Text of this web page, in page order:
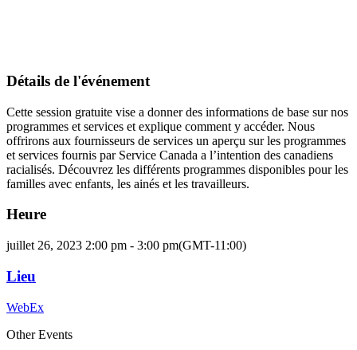
Détails de l'événement
Cette session gratuite vise a donner des informations de base sur nos
programmes et services et explique comment y accéder. Nous
offrirons aux fournisseurs de services un aperçu sur les programmes
et services fournis par Service Canada a l’intention des canadiens
racialisés. Découvrez les différents programmes disponibles pour les
familles avec enfants, les ainés et les travailleurs.
Heure
juillet 26, 2023 2:00 pm - 3:00 pm(GMT-11:00)
Lieu
WebEx
Other Events